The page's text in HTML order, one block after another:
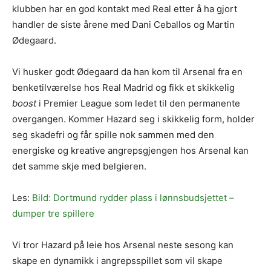
klubben har en god kontakt med Real etter å ha gjort
handler de siste årene med Dani Ceballos og Martin
Ødegaard.
Vi husker godt Ødegaard da han kom til Arsenal fra en
benketilværelse hos Real Madrid og fikk et skikkelig
boosti Premier League som ledet til den permanente
overgangen. Kommer Hazard seg i skikkelig form, holder
seg skadefri og får spille nok sammen med den
energiske og kreative angrepsgjengen hos Arsenal kan
det samme skje med belgieren.
Les: Bild: Dortmund rydder plass i lønnsbudsjettet –
dumper tre spillere
Vi tror Hazard på leie hos Arsenal neste sesong kan
skape en dynamikk i angrepsspillet som vil skape